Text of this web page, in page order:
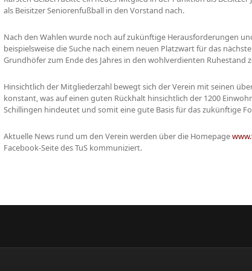
als Beisitzer Seniorenfußball in den Vorstand nach.
Nach den Wahlen wurde noch auf zukünftige Herausforderungen
beispielsweise die Suche nach einem neuen Platzwart für das nächste
Grundhöfer zum Ende des Jahres in den wohlverdienten Ruhestand
Hinsichtlich der Mitgliederzahl bewegt sich der Verein mit seinen
konstant, was auf einen guten Rückhalt hinsichtlich der 1200
Schillingen hindeutet und somit eine gute Basis für das zukünftige
Aktuelle News rund um den Verein werden über die Homepage
Facebook-Seite des TuS kommuniziert.